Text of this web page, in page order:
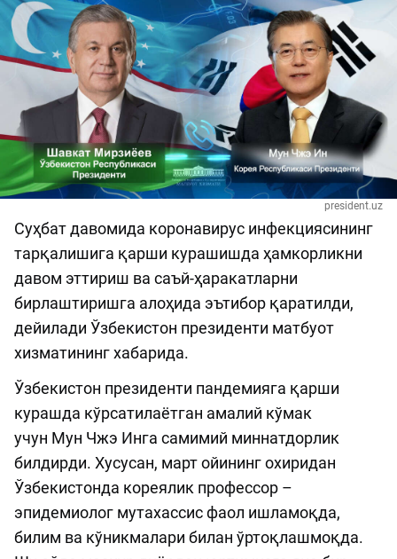
president.uz
Суҳбат давомида коронавирус инфекциясининг
тарқалишига қарши курашишда ҳамкорликни
давом эттириш ва саъй-ҳаракатларни
бирлаштиришга алоҳида эътибор қаратилди,
дейилади Ўзбекистон президенти матбуот
хизматининг хабарида.
Ўзбекистон президенти пандемияга қарши
курашда кўрсатилаётган амалий кўмак
учун Мун Чжэ Инга самимий миннатдорлик
билдирди. Хусусан, март ойининг охиридан
Ўзбекистонда кореялик профессор –
эпидемиолог мутахассис фаол ишламоқда,
билим ва кўникмалари билан ўртоқлашмоқда.